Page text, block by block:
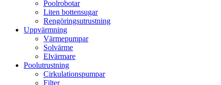
Poolrobotar
Liten bottensugar
Rengöringsutrustning
Uppvärmning
Värmepumpar
Solvärme
Elvärmare
Poolutrustning
Cirkulationspumpar
Filter